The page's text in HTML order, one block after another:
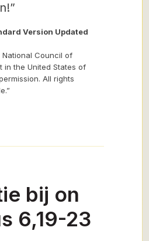
Version Updated
Council of
in the United States of
All rights
bij on
6,19-23